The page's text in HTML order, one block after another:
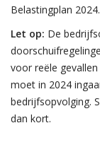
Belastingplan 2024.
Let op: De
voor reële
moet in 2024
bedrijfsopvolging.
dan kort.